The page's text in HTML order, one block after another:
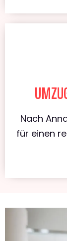
Nach
für einen